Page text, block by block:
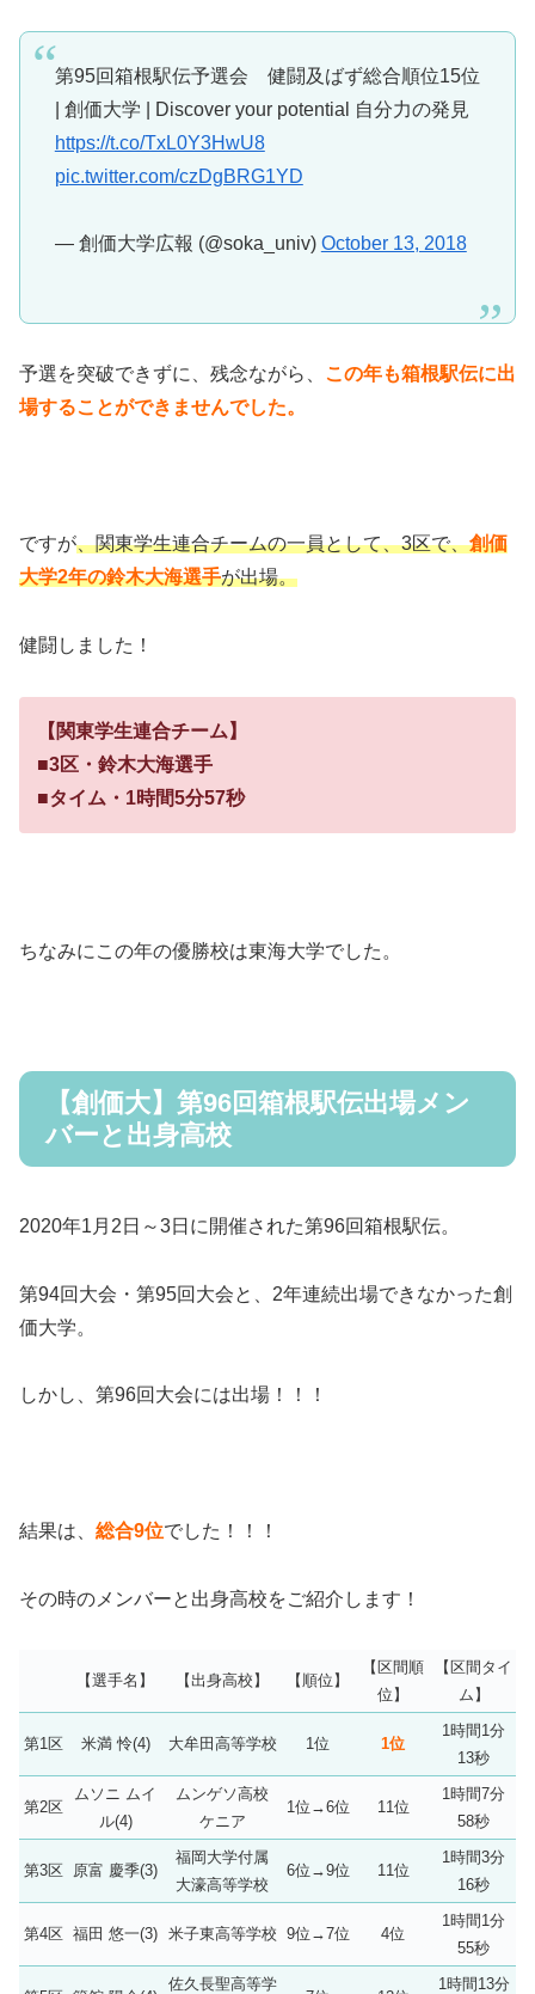
第95回箱根駅伝予選会 健闘及ばず総合順位15位
| 創価大学 | Discover your potential 自分力の発見
https://t.co/TxL0Y3HwU8
pic.twitter.com/czDgBRG1YD
— 創価大学広報 (@soka_univ) October 13, 2018
予選を突破できずに、残念ながら、 この年も箱根駅伝に出
場することができませんでした。
ですが、関東学生連合チームの一員として、3区で、創価
大学2年の鈴木大海選手が出場。
健闘しました！
【関東学生連合チーム】
■3区・鈴木大海選手
■タイム・1時間5分57秒
ちなみにこの年の優勝校は東海大学でした。
【創価大】第96回箱根駅伝出場メン
バーと出身高校
2020年1月2日～3日に開催された第96回箱根駅伝。
第94回大会・第95回大会と、2年連続出場できなかった創
価大学。
しかし、第96回大会には出場！！！
結果は、 総合9位でした！！！
その時のメンバーと出身高校をご紹介します！
【選手名】 【出身高校】 【順位】
【区間順
位】
【区間タイ
ム】
第1区 米満 怜(4) 大牟田高等学校 1位 1位
1時間1分
13秒
第2区
ムソニ ムイ
ル(4)
ムンゲソ高校
ケニア
1位→6位 11位
1時間7分
58秒
第3区 原富 慶季(3)
福岡大学付属
大濠高等学校
6位→9位 11位
1時間3分
16秒
第4区 福田 悠一(3) 米子東高等学校 9位→7位 4位
1時間1分
55秒
佐久長聖高等学 1時間13分